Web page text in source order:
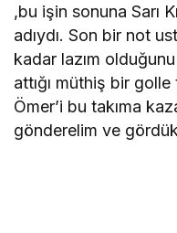
,bu işin sonuna Sarı
adıydı. Son bir not
kadar lazım
attığı müthiş bir
Ömer’i bu takıma
gönderelim ve